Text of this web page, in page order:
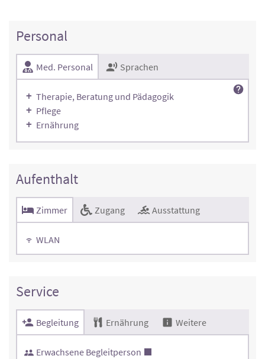
Personal
Med. Personal Sprachen
Therapie, Beratung und Pädagogik
Pflege
Ernährung
Aufenthalt
Zimmer Zugang Ausstattung
WLAN
Service
Begleitung Ernährung Weitere
Erwachsene Begleitperson